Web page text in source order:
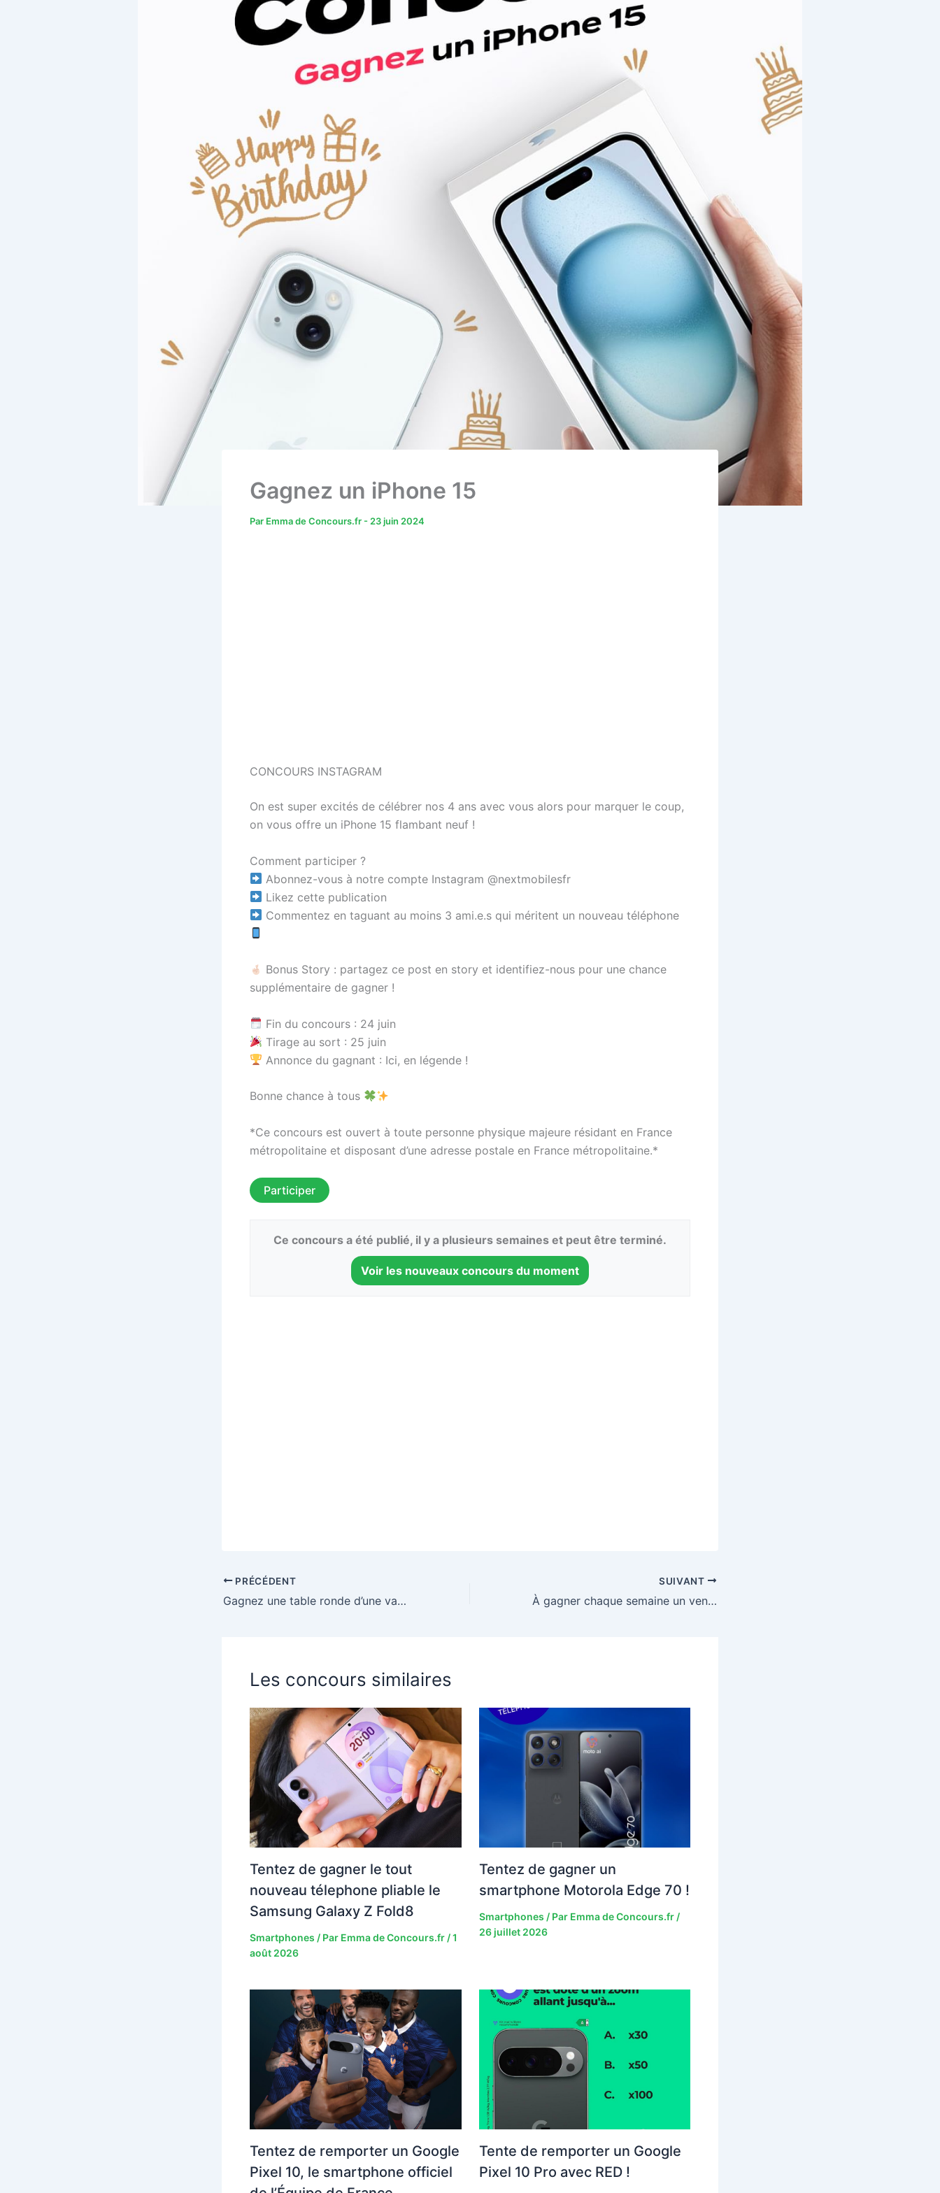
Gagnez un iPhone 15
Par Emma de Concours.fr - 23 juin 2024
CONCOURS INSTAGRAM
On est super excités de célébrer nos 4 ans avec vous alors pour marquer le coup,
on vous offre un iPhone 15 flambant neuf !
Comment participer ?
Abonnez-vous à notre compte Instagram @nextmobilesfr
Likez cette publication
Commentez en taguant au moins 3 ami.e.s qui méritent un nouveau téléphone
Bonus Story : partagez ce post en story et identifiez-nous pour une chance
supplémentaire de gagner !
Fin du concours : 24 juin
Tirage au sort : 25 juin
Annonce du gagnant : Ici, en légende !
Bonne chance à tous
*Ce concours est ouvert à toute personne physique majeure résidant en France
métropolitaine et disposant d’une adresse postale en France métropolitaine.*
Participer
Ce concours a été publié, il y a plusieurs semaines et peut être terminé.
Voir les nouveaux concours du moment
PRÉCÉDENT
Gagnez une table ronde d’une valeur de 499€
SUIVANT
À gagner chaque semaine un ventilateur Rowenta
Les concours similaires
Tentez de gagner le tout
nouveau télephone pliable le
Samsung Galaxy Z Fold8
Smartphones / Par Emma de Concours.fr /1
août 2026
Tentez de gagner un
smartphone Motorola Edge 70 !
Smartphones / Par Emma de Concours.fr /
26 juillet 2026
Tentez de remporter un Google
Pixel 10, le smartphone officiel
Tente de remporter un Google
Pixel 10 Pro avec RED !